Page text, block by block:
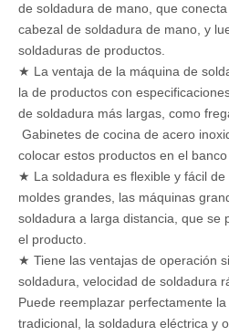
de soldadura de mano, que
cabezal de soldadura de mano, y
soldaduras de productos.
★ La ventaja de la máquina de
la de productos con
de soldadura más largas, como
Gabinetes de cocina de acero
colocar estos productos en el banco
★ La soldadura es flexible y fácil
moldes grandes, las máquinas
soldadura a larga distancia, que se
el producto.
★ Tiene las ventajas de operación
soldadura, velocidad de soldadura
Puede reemplazar perfectamente
tradicional, la soldadura eléctrica y